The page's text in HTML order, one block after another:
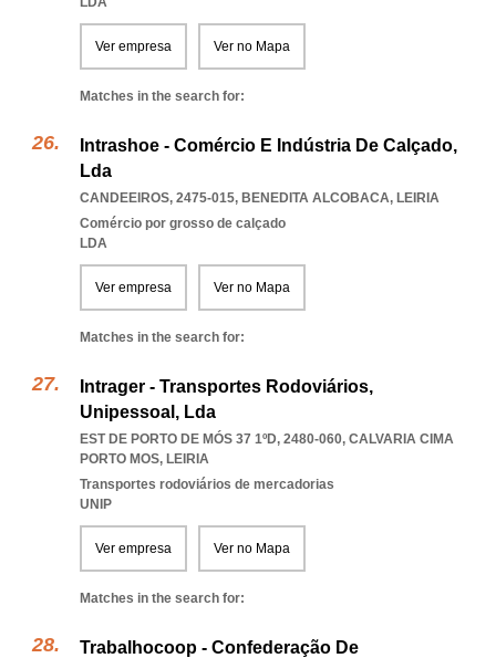
Ver empresa Ver no Mapa
Matches in the search for:
Intrashoe - Comércio E Indústria De Calçado,
Lda
CANDEEIROS, 2475-015, BENEDITA ALCOBACA, LEIRIA
Comércio por grosso de calçado
LDA
Ver empresa Ver no Mapa
Matches in the search for:
Intrager - Transportes Rodoviários,
Unipessoal, Lda
EST DE PORTO DE MÓS 37 1ºD, 2480-060, CALVARIA CIMA
PORTO MOS, LEIRIA
Transportes rodoviários de mercadorias
UNIP
Ver empresa Ver no Mapa
Matches in the search for:
Trabalhocoop - Confederação De